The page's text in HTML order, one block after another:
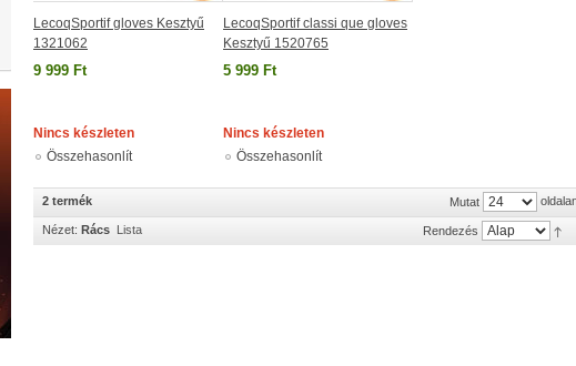
LecoqSportif gloves Kesztyű
1321062
9 999 Ft
Nincs készleten
Összehasonlít
LecoqSportif classi que gloves
Kesztyű 1520765
5 999 Ft
Nincs készleten
Összehasonlít
2 termék Mutat
Nézet: Rács Lista Rendezés